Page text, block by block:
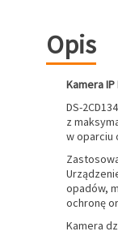
Opis
Kamera IP
DS-
z
w oparciu
opadów,
ochronę
Kamera